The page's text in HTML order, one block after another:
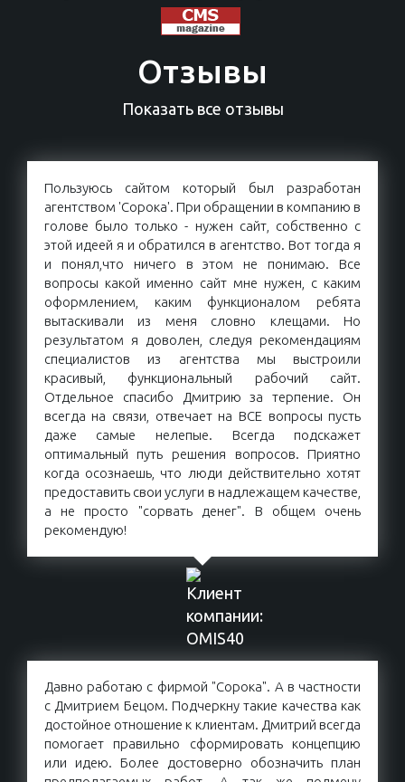
Отзывы
Показать все отзывы
Пользуюсь сайтом который был разработан
агентством 'Сорока'. При обращении в компанию в
голове было только - нужен сайт, собственно с
этой идеей я и обратился в агентство. Вот тогда я
и понял,что ничего в этом не понимаю. Все
вопросы какой именно сайт мне нужен, с каким
оформлением, каким функционалом ребята
вытаскивали из меня словно клещами. Но
результатом я доволен, следуя рекомендациям
специалистов из агентства мы выстроили
красивый, функциональный рабочий сайт.
Отдельное спасибо Дмитрию за терпение. Он
всегда на связи, отвечает на ВСЕ вопросы пусть
даже самые нелепые. Всегда подскажет
оптимальный путь решения вопросов. Приятно
когда осознаешь, что люди действительно хотят
предоставить свои услуги в надлежащем качестве,
а не просто "сорвать денег". В общем очень
рекомендую!
Давно работаю с фирмой "Сорока". А в частности
с Дмитрием Бецом. Подчеркну такие качества как
достойное отношение к клиентам. Дмитрий всегда
помогает правильно сформировать концепцию
или идею. Более достоверно обозначить план